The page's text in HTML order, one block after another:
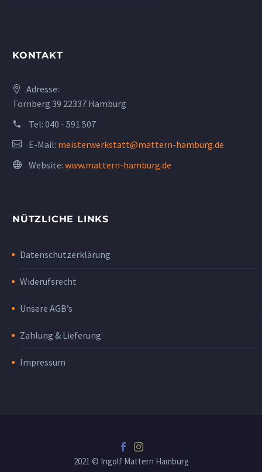
KONTAKT
Adresse:
Tornberg 39 22337 Hamburg
Tel: 040 - 591 507
E-Mail: meisterwerkstatt@mattern-hamburg.de
Website: www.mattern-hamburg.de
NÜTZLICHE LINKS
Datenschutzerklärung
Widerufsrecht
Unsere AGB’s
Zahlung & Lieferung
Impressum
2021 © Ingolf Mattern Hamburg